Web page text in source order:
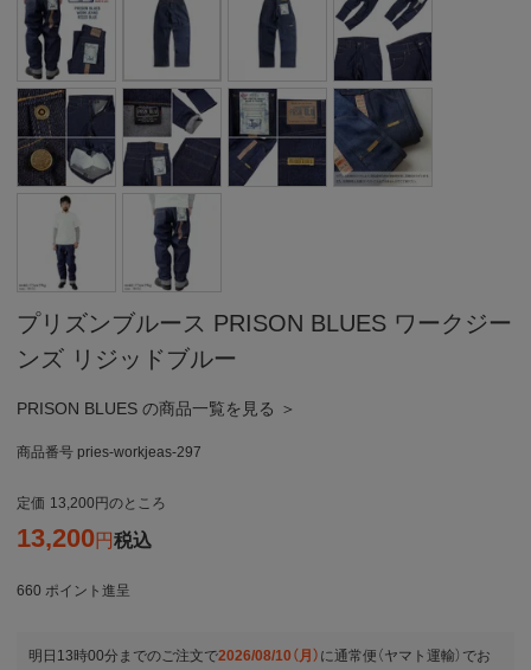
プリズンブルース PRISON BLUES ワークジー
ンズ リジッドブルー
PRISON BLUES の商品一覧を見る ＞
商品番号 pries-workjeas-297
定価 13,200 のところ
13,200 税込
660 ポイント進呈
明日 13時00分 までのご注文で2026/08/10（月） に通常便（ヤマト運輸） でお